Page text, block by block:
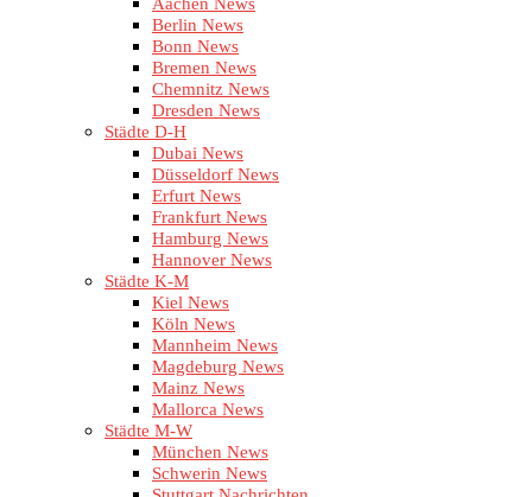
Aachen News
Berlin News
Bonn News
Bremen News
Chemnitz News
Dresden News
Städte D-H
Dubai News
Düsseldorf News
Erfurt News
Frankfurt News
Hamburg News
Hannover News
Städte K-M
Kiel News
Köln News
Mannheim News
Magdeburg News
Mainz News
Mallorca News
Städte M-W
München News
Schwerin News